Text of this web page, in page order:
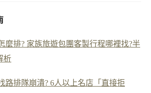
麼排? 家族旅遊包團客製行程哪裡找?半
析
路排隊崩潰? 6人以上名店「直接拒